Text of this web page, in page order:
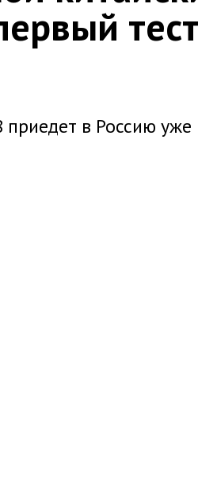
в Россию уже